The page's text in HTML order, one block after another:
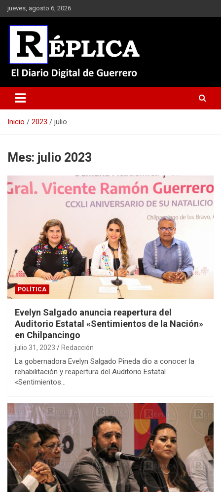
Saltar
al
contenido
jueves, agosto 6, 2026
Réplica
Inicio 2023 julio
Mes: julio 2023
POLÍTICA
Evelyn Salgado anuncia reapertura del
Auditorio Estatal «Sentimientos de la Nación»
en Chilpancingo
julio 31, 2023 Redacción
La gobernadora Evelyn Salgado Pineda dio a conocer la
rehabilitación y reapertura del Auditorio Estatal
«Sentimientos…